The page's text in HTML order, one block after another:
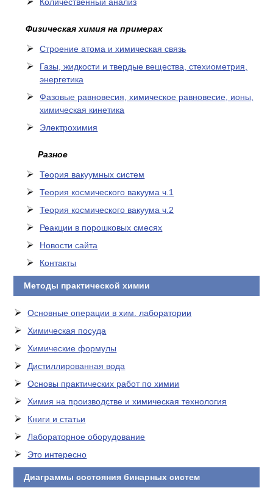
Физическая химия на примерах
Cтроение атома и химическая связь
Газы, жидкости и твердые вещества, стехиометрия,
энергетика
Фазовые равновесия, химическое равновесие, ионы,
химическая кинетика
Электрохимия
Разное
Теория вакуумных систем
Теория космического вакуума ч.1
Теория космического вакуума ч.2
Реакции в порошковых смесях
Новости сайта
Контакты
Методы практической химии
Основные операции в хим. лаборатории
Химическая посуда
Химические формулы
Дистиллированная вода
Основы практических работ по химии
Химия на производстве и химическая технология
Книги и статьи
Лабораторное оборудование
Это интересно
Диаграммы состояния бинарных систем